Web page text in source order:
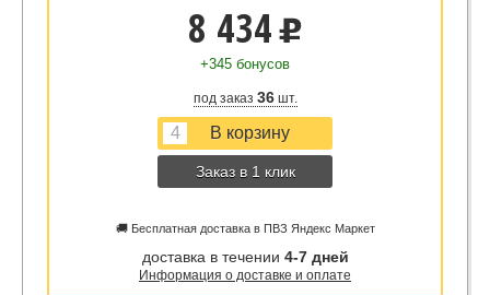
8 434 u
+345 бонусов
под заказ 36шт.
Заказ в 1 клик
🚚 Бесплатная доставка в ПВЗ Яндекс Маркет
доставка в течении 4-7 дней
Информация о доставке и оплате